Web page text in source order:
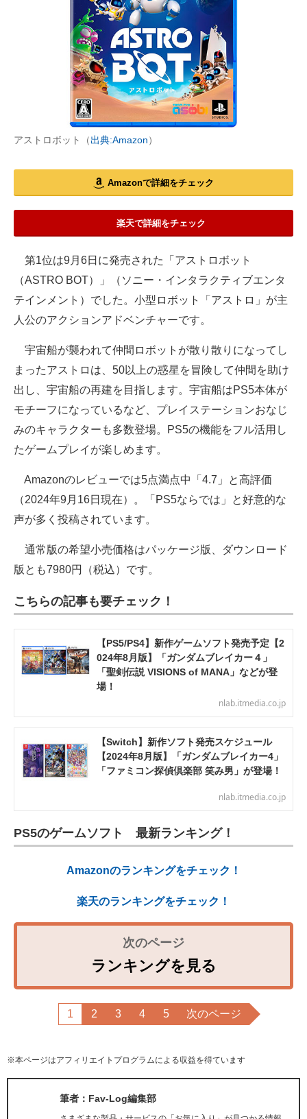
アストロボット（出典:Amazon）
Amazonで詳細をチェック
楽天で詳細をチェック
第1位は9月6日に発売された「アストロボット
（ASTRO BOT）」（ソニー・インタラクティブエンタ
テインメント）でした。小型ロボット「アストロ」が主
人公のアクションアドベンチャーです。
宇宙船が襲われて仲間ロボットが散り散りになってし
まったアストロは、50以上の惑星を冒険して仲間を助け
出し、宇宙船の再建を目指します。宇宙船はPS5本体が
モチーフになっているなど、プレイステーションおなじ
みのキャラクターも多数登場。PS5の機能をフル活用し
たゲームプレイが楽しめます。
Amazonのレビューでは5点満点中「4.7」と高評価
（2024年9月16日現在）。「PS5ならでは」と好意的な
声が多く投稿されています。
通常版の希望小売価格はパッケージ版、ダウンロード
版とも7980円（税込）です。
こちらの記事も要チェック！
【PS5/PS4】新作ゲームソフト発売予定【2
024年8月版】「ガンダムブレイカー４」
「聖剣伝説 VISIONS of MANA」などが登
場！
nlab.itmedia.co.jp
【Switch】新作ソフト発売スケジュール
【2024年8月版】「ガンダムブレイカー4」
「ファミコン探偵倶楽部 笑み男」が登場！
nlab.itmedia.co.jp
PS5のゲームソフト 最新ランキング！
Amazonのランキングをチェック！
楽天のランキングをチェック！
ランキングを見る
1 2 3 4 5 次のページ
※本ページはアフィリエイトプログラムによる収益を得ています
筆者：Fav-Log編集部